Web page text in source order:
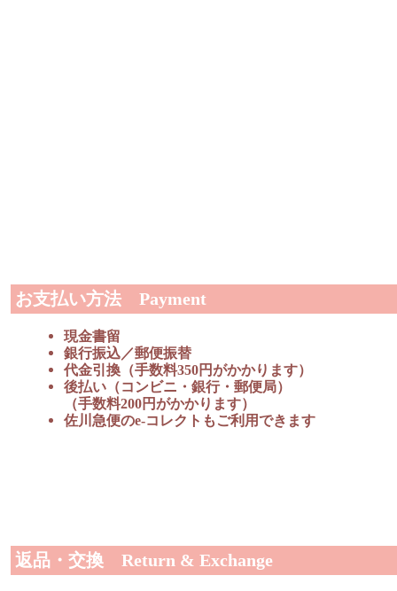
お支払い方法 Payment
現金書留
銀行振込／郵便振替
代金引換（手数料350円がかかります）
後払い（コンビニ・銀行・郵便局）
（手数料200円がかかります）
佐川急便のe-コレクトもご利用できます
返品・交換 Return & Exchange